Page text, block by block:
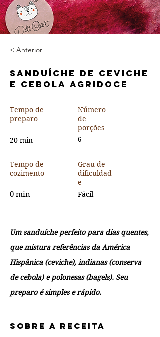
< Anterior
Sanduíche de Ceviche
e Cebola Agridoce
Tempo de
preparo
20 min
Tempo de
cozimento
0 min
Número
de
porções
6
Grau de
dificuldad
e
Fácil
Um sanduíche perfeito para dias quentes,
que mistura referências da América
Hispânica (ceviche), indianas (conserva
de cebola) e polonesas (bagels). Seu
preparo é simples e rápido.
Sobre a receita